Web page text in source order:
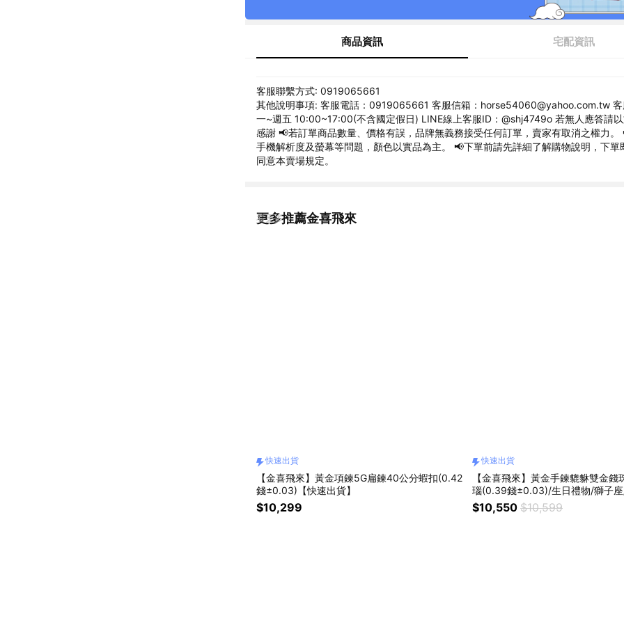
商品資訊 宅配資訊
客服聯繫方式: 0919065661
其他說明事項: 客服電話：0919065661 客服信箱：horse54060@yahoo.com.tw 客
一~週五 10:00~17:00(不含國定假日) LINE線上客服ID：@shj4749o 若無人應答請以
感謝 📢若訂單商品數量、價格有誤，品牌無義務接受任何訂單，賣家有取消之權力。
手機解析度及螢幕等問題，顏色以實品為主。 📢下單前請先詳細了解購物說明，下單
同意本賣場規定。
更多推薦金喜飛來
看更多
快速出貨
【金喜飛來】黃金項鍊5G扁鍊40公分蝦扣(0.42
錢±0.03)【快速出貨】
$10,299
快速出貨
【金喜飛來】黃金手鍊貔貅雙金錢
瑙(0.39錢±0.03)/生日禮物/獅子座/
情人節禮物/感謝禮/開學禮/紀念日/
選/朋友家人長輩送禮/開運/發財/好
$10,550 $10,599